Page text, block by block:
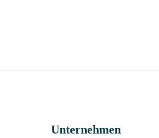
Unternehmen